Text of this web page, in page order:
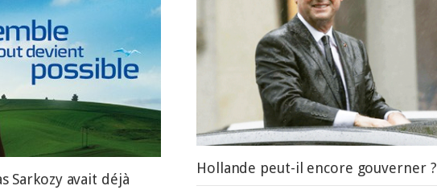
Sarkozy avait déjà
Hollande peut-il encore gouverner ?